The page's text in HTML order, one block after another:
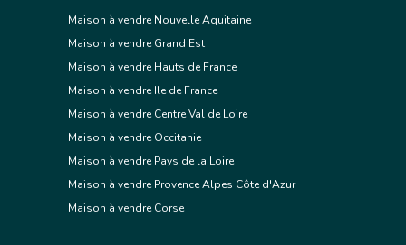
Maison à vendre Nouvelle Aquitaine
Maison à vendre Grand Est
Maison à vendre Hauts de France
Maison à vendre Ile de France
Maison à vendre Centre Val de Loire
Maison à vendre Occitanie
Maison à vendre Pays de la Loire
Maison à vendre Provence Alpes Côte d'Azur
Maison à vendre Corse